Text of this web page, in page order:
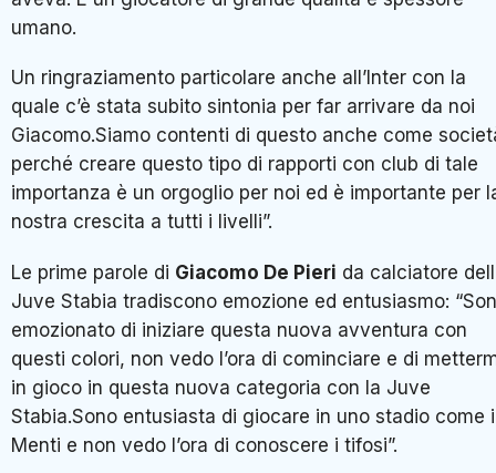
umano.
Un ringraziamento particolare anche all’Inter con la
quale c’è stata subito sintonia per far arrivare da noi
Giacomo.Siamo contenti di questo anche come
perché creare questo tipo di rapporti con club di tale
importanza è un orgoglio per noi ed è importante per
nostra crescita a tutti i livelli”.
Le prime parole di Giacomo De Pieri da calciatore
Juve Stabia tradiscono emozione ed entusiasmo:
emozionato di iniziare questa nuova avventura con
questi colori, non vedo l’ora di cominciare e di
in gioco in questa nuova categoria con la Juve
Stabia.Sono entusiasta di giocare in uno stadio come
Menti e non vedo l’ora di conoscere i tifosi”.